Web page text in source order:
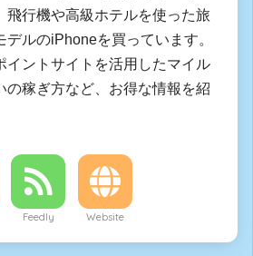
飛行機や高級ホテルを使った旅
ルのiPhoneを買っています。
イントサイトを活用したマイル
の稼ぎ方など、お得な情報を紹
Feedly Website